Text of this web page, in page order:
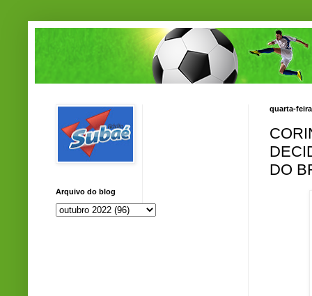
quarta-
DO
Arquivo do blog